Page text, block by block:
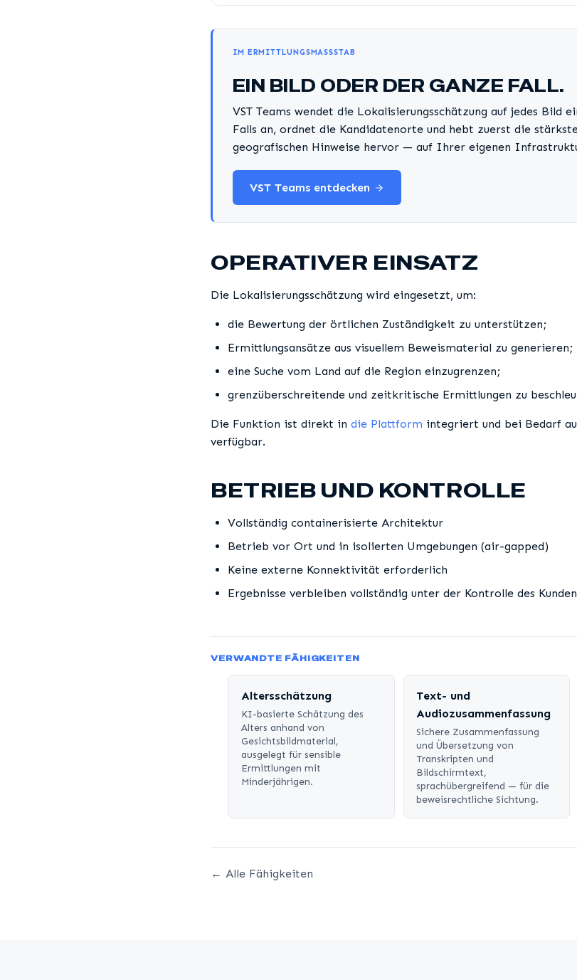
IM ERMITTLUNGSMASSSTAB
EIN BILD ODER DER GANZE FALL.
VST Teams wendet die Lokalisierungsschätzung auf jedes Bild
Falls an, ordnet die Kandidatenorte und hebt zuerst die
geografischen Hinweise hervor — auf Ihrer eigenen
VST Teams entdecken
OPERATIVER EINSATZ
Die Lokalisierungsschätzung wird eingesetzt, um:
die Bewertung der örtlichen Zuständigkeit zu unterstützen;
Ermittlungsansätze aus visuellem Beweismaterial zu generieren;
eine Suche vom Land auf die Region einzugrenzen;
grenzüberschreitende und zeitkritische Ermittlungen zu
Die Funktion ist direkt in die Plattform integriert und bei Bedarf
verfügbar.
BETRIEB UND KONTROLLE
Vollständig containerisierte Architektur
Betrieb vor Ort und in isolierten Umgebungen (air-gapped)
Keine externe Konnektivität erforderlich
Ergebnisse verbleiben vollständig unter der Kontrolle des Kunden
VERWANDTE FÄHIGKEITEN
Altersschätzung
KI-basierte Schätzung des
Alters anhand von
Gesichtsbildmaterial,
ausgelegt für sensible
Ermittlungen mit
Minderjährigen.
Text- und
Audiozusammenfassung
Sichere Zusammenfassung
und Übersetzung von
Transkripten und
Bildschirmtext,
sprachübergreifend — für die
beweisrechtliche Sichtung.
← Alle Fähigkeiten